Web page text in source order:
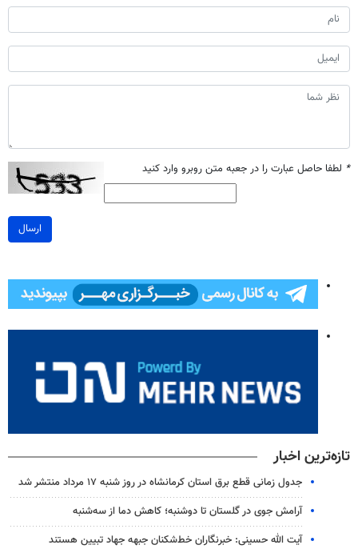
* لطفا حاصل عبارت را در جعبه متن روبرو وارد کنید
ارسال
تازه‌ترین اخبار
جدول زمانی قطع برق استان کرمانشاه در روز شنبه ۱۷ مرداد منتشر شد
آرامش جوی در گلستان تا دوشنبه؛ کاهش دما از سه‌شنبه
آیت الله حسینی: خبرنگاران خط‌شکنان جبهه جهاد تبیین هستند